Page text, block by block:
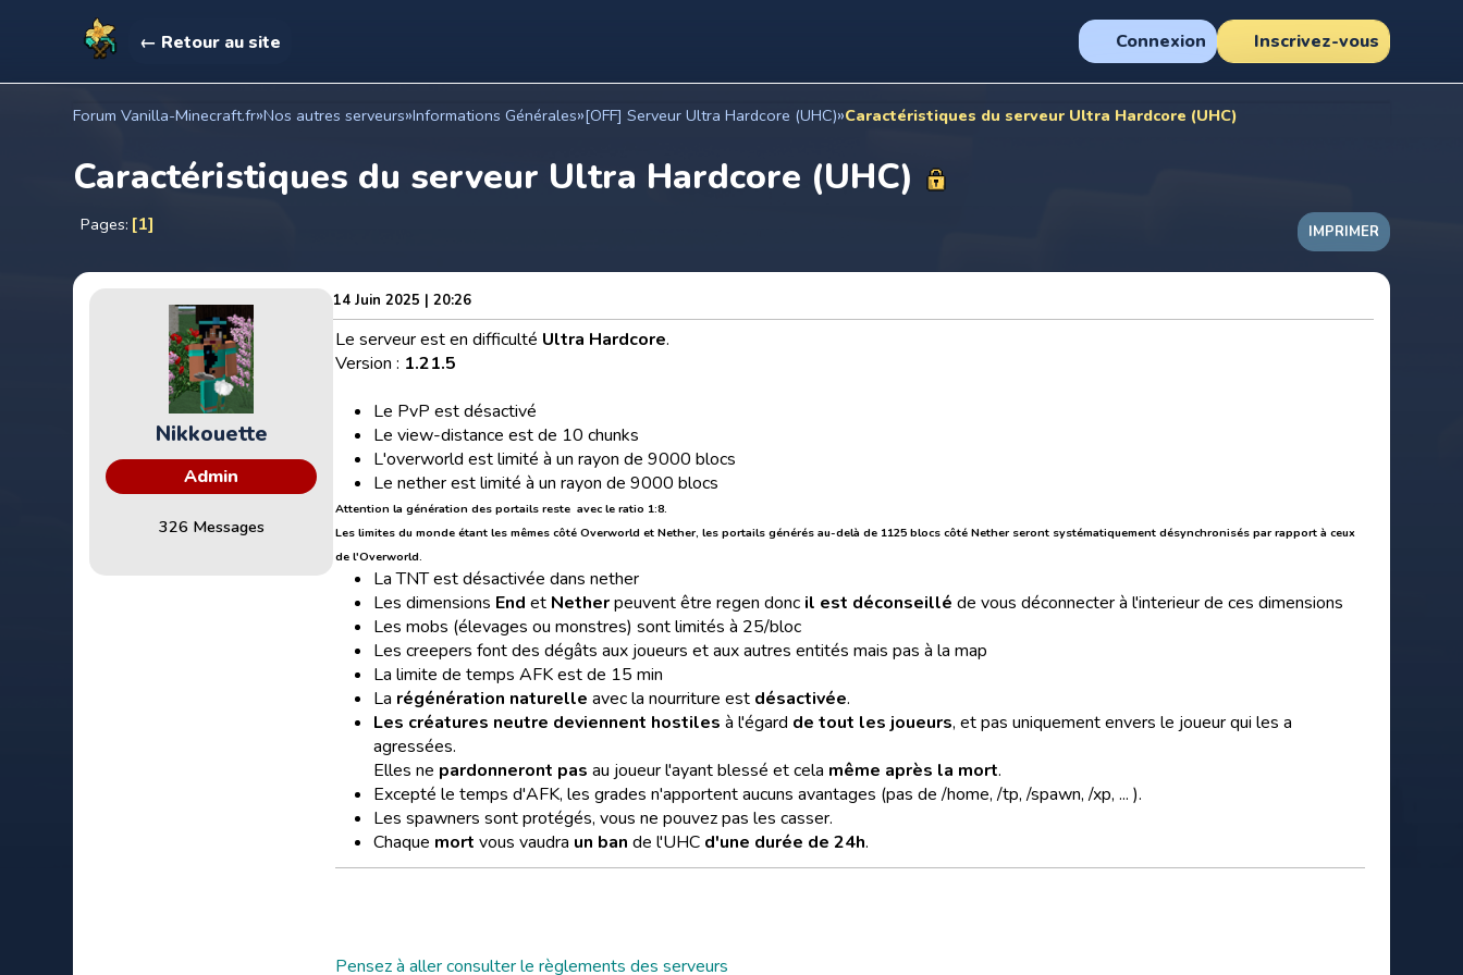
← Retour au site Connexion Inscrivez-vous
Forum Vanilla-Minecraft.fr»Nos autres serveurs»Informations Générales»[OFF] Serveur Ultra Hardcore (UHC)»Caractéristiques du serveur Ultra Hardcore (UHC)
Caractéristiques du serveur Ultra Hardcore (UHC)
IMPRIMER
Pages 1
Nikkouette
Admin
326 Messages
14 Juin 2025 | 20:26
Le serveur est en difficulté Ultra Hardcore.
Version : 1.21.5
Le PvP est désactivé
Le view-distance est de 10 chunks
L'overworld est limité à un rayon de 9000 blocs
Le nether est limité à un rayon de 9000 blocs
Attention la génération des portails reste avec le ratio 1:8.
Les limites du monde étant les mêmes côté Overworld et Nether, les portails générés au-delà de 1125 blocs côté Nether seront systématiquement désynchronisés par rapport à ceux
de l'Overworld.
La TNT est désactivée dans nether
Les dimensions End et Netherpeuvent être regen donc il est déconseillé de vous déconnecter à l'interieur de ces dimensions
Les mobs (élevages ou monstres) sont limités à 25/bloc
Les creepers font des dégâts aux joueurs et aux autres entités mais pas à la map
La limite de temps AFK est de 15 min
La régénération naturelle avec la nourriture est désactivée.
Les créatures neutre deviennent hostilesà l'égard de tout les joueurs, et pas uniquement envers le joueur qui les a
agressées.
Elles ne pardonneront pas au joueur l'ayant blessé et cela même après la mort.
Excepté le temps d'AFK, les grades n'apportent aucuns avantages (pas de /home, /tp, /spawn, /xp, ... ).
Les spawners sont protégés, vous ne pouvez pas les casser.
Chaque mort vous vaudra un ban de l'UHC d'une durée de 24h.
Pensez à aller consulter le règlements des serveurs